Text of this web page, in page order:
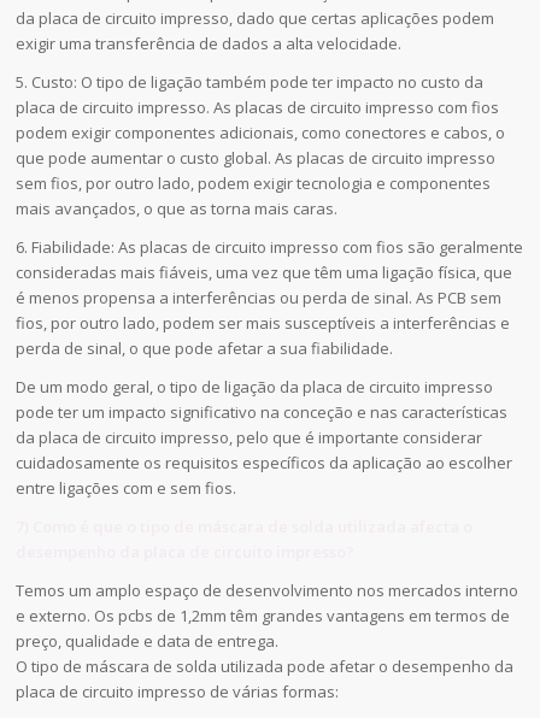
da placa de circuito impresso, dado que certas aplicações podem
exigir uma transferência de dados a alta velocidade.
5. Custo: O tipo de ligação também pode ter impacto no custo da
placa de circuito impresso. As placas de circuito impresso com fios
podem exigir componentes adicionais, como conectores e cabos, o
que pode aumentar o custo global. As placas de circuito impresso
sem fios, por outro lado, podem exigir tecnologia e componentes
mais avançados, o que as torna mais caras.
6. Fiabilidade: As placas de circuito impresso com fios são geralmente
consideradas mais fiáveis, uma vez que têm uma ligação física, que
é menos propensa a interferências ou perda de sinal. As PCB sem
fios, por outro lado, podem ser mais susceptíveis a interferências e
perda de sinal, o que pode afetar a sua fiabilidade.
De um modo geral, o tipo de ligação da placa de circuito impresso
pode ter um impacto significativo na conceção e nas características
da placa de circuito impresso, pelo que é importante considerar
cuidadosamente os requisitos específicos da aplicação ao escolher
entre ligações com e sem fios.
Temos um amplo espaço de desenvolvimento nos mercados interno
e externo. Os pcbs de 1,2mm têm grandes vantagens em termos de
preço, qualidade e data de entrega.
O tipo de máscara de solda utilizada pode afetar o desempenho da
placa de circuito impresso de várias formas: